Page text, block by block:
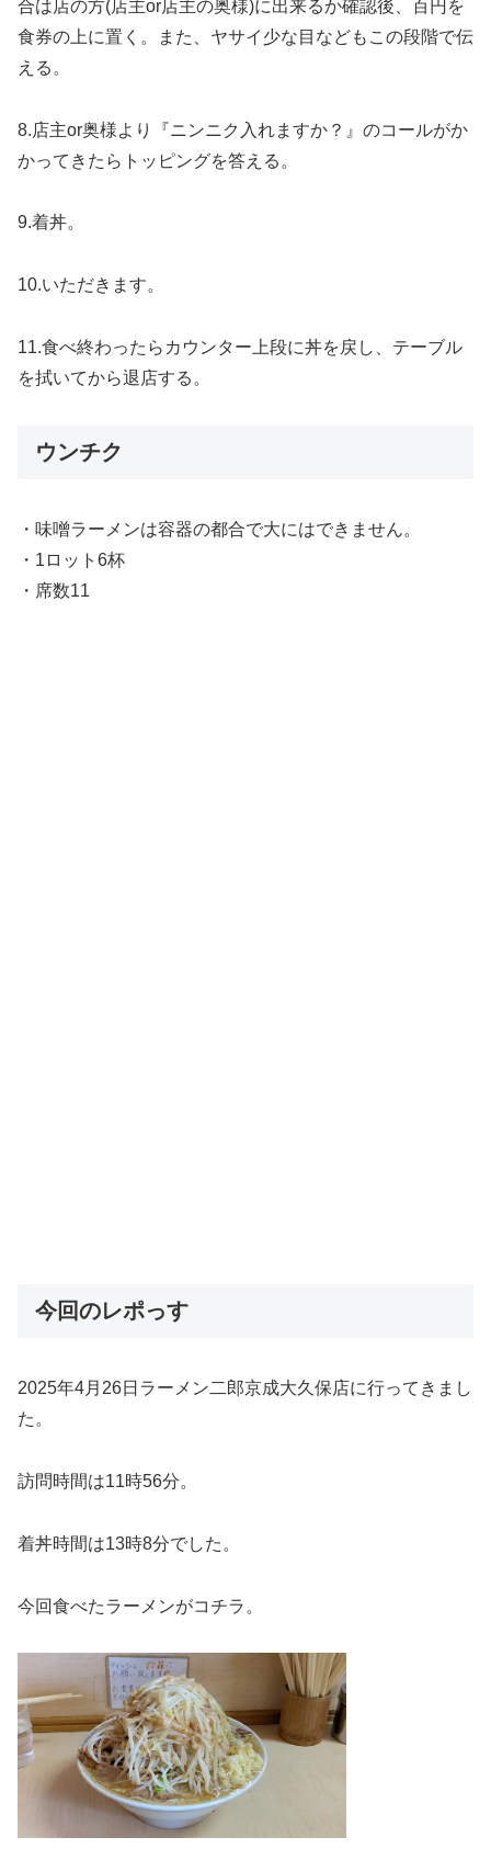
合は店の方(店主or店主の奥様)に出来るか確認後、百円を
食券の上に置く。また、ヤサイ少な目などもこの段階で伝
える。
8.店主or奥様より『ニンニク入れますか？』のコールがか
かってきたらトッピングを答える。
9.着丼。
10.いただきます。
11.食べ終わったらカウンター上段に丼を戻し、テーブル
を拭いてから退店する。
ウンチク
・味噌ラーメンは容器の都合で大にはできません。
・1ロット6杯
・席数11
今回のレポっす
2025年4月26日ラーメン二郎京成大久保店に行ってきまし
た。
訪問時間は11時56分。
着丼時間は13時8分でした。
今回食べたラーメンがコチラ。